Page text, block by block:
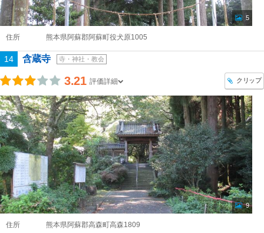
5
住所 熊本県阿蘇郡阿蘇町役犬原1005
14 含蔵寺 寺・神社・教会
3.21 評価詳細 クリップ
9
住所 熊本県阿蘇郡高森町高森1809